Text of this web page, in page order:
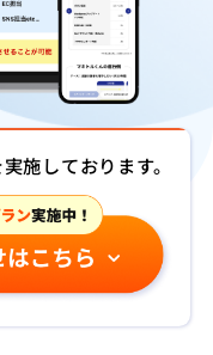
施しております。